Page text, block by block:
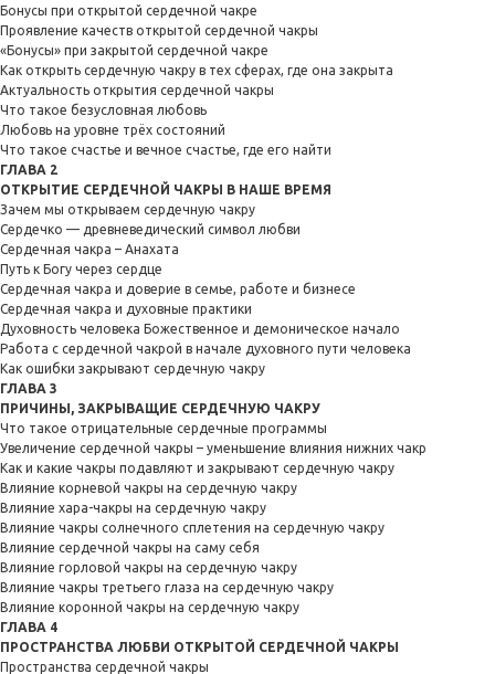
Бонусы при открытой сердечной чакре
Проявление качеств открытой сердечной чакры
«Бонусы» при закрытой сердечной чакре
Как открыть сердечную чакру в тех сферах, где она закрыта
Актуальность открытия сердечной чакры
Что такое безусловная любовь
Любовь на уровне трёх состояний
Что такое счастье и вечное счастье, где его найти
ГЛАВА 2
ОТКРЫТИЕ СЕРДЕЧНОЙ ЧАКРЫ В НАШЕ ВРЕМЯ
Зачем мы открываем сердечную чакру
Сердечко — древневедический символ любви
Сердечная чакра – Анахата
Путь к Богу через сердце
Сердечная чакра и доверие в семье, работе и бизнесе
Сердечная чакра и духовные практики
Духовность человека Божественное и демоническое начало
Работа с сердечной чакрой в начале духовного пути человека
Как ошибки закрывают сердечную чакру
ГЛАВА 3
ПРИЧИНЫ, ЗАКРЫВАЩИЕ СЕРДЕЧНУЮ ЧАКРУ
Что такое отрицательные сердечные программы
Увеличение сердечной чакры – уменьшение влияния нижних чакр
Как и какие чакры подавляют и закрывают сердечную чакру
Влияние корневой чакры на сердечную чакру
Влияние хара-чакры на сердечную чакру
Влияние чакры солнечного сплетения на сердечную чакру
Влияние сердечной чакры на саму себя
Влияние горловой чакры на сердечную чакру
Влияние чакры третьего глаза на сердечную чакру
Влияние коронной чакры на сердечную чакру
ГЛАВА 4
ПРОСТРАНСТВА ЛЮБВИ ОТКРЫТОЙ СЕРДЕЧНОЙ ЧАКРЫ
Пространства сердечной чакры